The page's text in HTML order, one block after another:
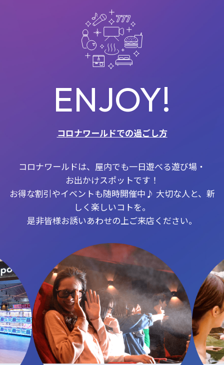
ENJOY!
コロナワールドでの過ごし方
コロナワールドは、屋内でも一日遊べる遊び場・
お出かけスポットです！
お得な割引やイベントも随時開催中♪ 大切な人と、新
しく楽しいコトを。
是非皆様お誘いあわせの上ご来店ください。